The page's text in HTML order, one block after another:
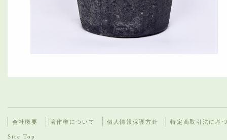
会社概要 著作権について 個人情報保護方針 特定商取引法に基
Site Top